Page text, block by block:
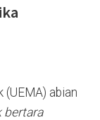
(UEMA) abian
bertara